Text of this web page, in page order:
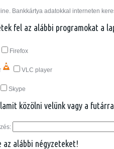
Bankkártya adatokkal interneten
fel az alábbi programokat a
Firefox
VLC player
Skype
közölni velünk vagy a
az alábbi négyzeteket!